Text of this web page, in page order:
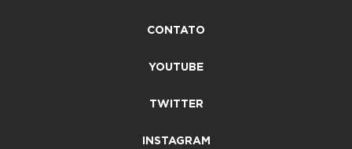
CONTATO
YOUTUBE
TWITTER
INSTAGRAM